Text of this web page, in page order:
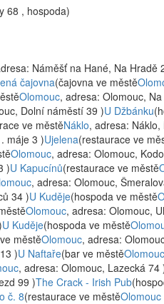
68 , hospoda)
Náměšť na Hané, Na Hradě
čajovna(čajovna ve městě
Olomouc, adresa: Olomouc,
Dolní náměstí 39 )U Džbánku
ve městěNáklo, adresa:
máje 3 )Ujelena(restaurace ve
Olomouc, adresa: Olomouc,
)U Kapucínů(restaurace ve městě
, adresa: Olomouc,
34 )U Kuděje(hospoda ve městě
Olomouc, adresa: Olomouc,
U Kuděje(hospoda ve městě
městěOlomouc, adresa:
)U Naftaře(bar ve městěOlomouc
, adresa: Olomouc, Lazecká 74
99 )The Crack - Irish Pub
č. 8(restaurace ve městěOlomouc